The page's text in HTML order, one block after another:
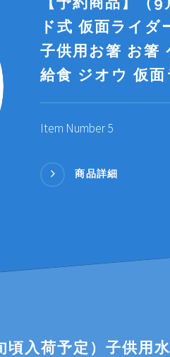
ド式 仮面ライ
子供用お箸 お箸
給食 ジオウ 仮面
Item Number 5
商品詳細
頃入荷予定）子供用